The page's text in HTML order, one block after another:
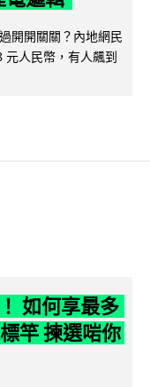
開開關關？內地網民
元人民幣，有人飆到
如何享最多
竿 揀選啱你